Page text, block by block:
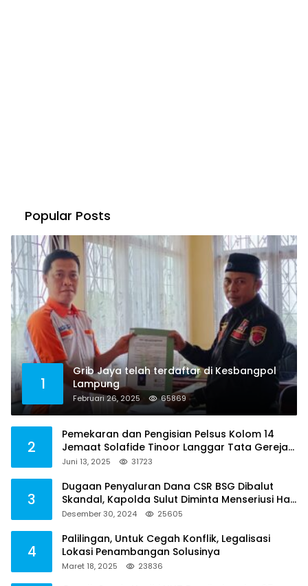
Popular Posts
1
Grib Jaya telah terdaftar di Kesbangpol
Lampung
Februari 26, 2025 65869
2
Pemekaran dan Pengisian Pelsus Kolom 14
Jemaat Solafide Tinoor Langgar Tata Gereja
2021, Toreh : Ini Perbuatan Melawan Hukum
Juni 13, 2025 31723
3
Dugaan Penyaluran Dana CSR BSG Dibalut
Skandal, Kapolda Sulut Diminta Menseriusi Hal
ini
Desember 30, 2024 25605
4
Palilingan, Untuk Cegah Konflik, Legalisasi
Lokasi Penambangan Solusinya
Maret 18, 2025 23836